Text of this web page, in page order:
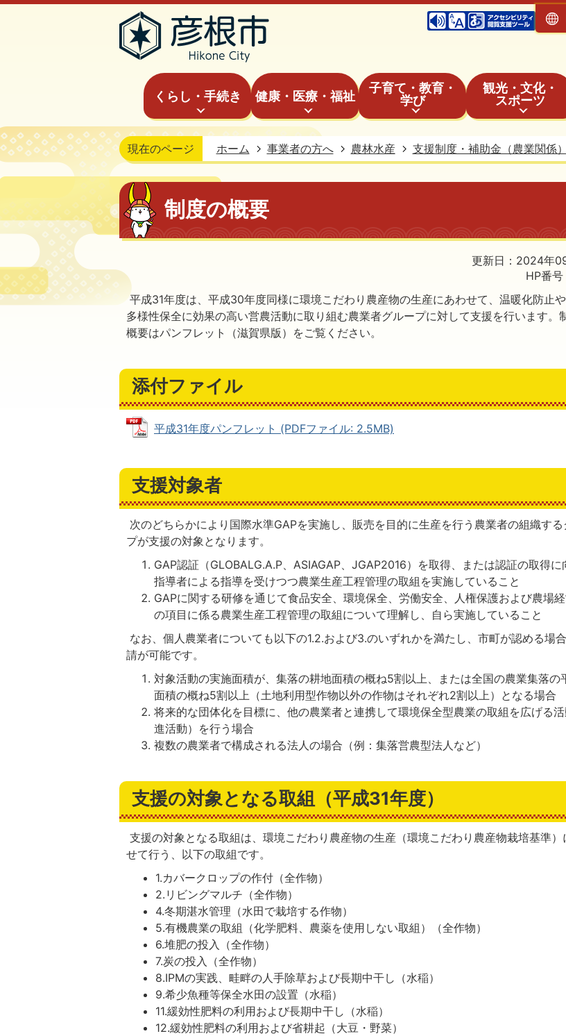
くらし・手続き 健康・医療・福祉
子育て・教育・
学び
観光・文化・
スポーツ
現在のページ ホーム 事業者の方へ 農林水産 支援制度・補助金（農業関係）
制度の概要
更新日：2024年
HP番号
平成31年度は、平成30年度同様に環境こだわり農産物の生産にあわせて、温暖化防止
多様性保全に効果の高い営農活動に取り組む農業者グループに対して支援を行います。
概要はパンフレット（滋賀県版）をご覧ください。
添付ファイル
平成31年度パンフレット (PDFファイル: 2.5MB)
支援対象者
次のどちらかにより国際水準GAPを実施し、販売を目的に生産を行う農業者の組織する
プが支援の対象となります。
GAP認証（GLOBALG.A.P、ASIAGAP、JGAP2016）を取得、または認証の取得に
指導者による指導を受けつつ農業生産工程管理の取組を実施していること
GAPに関する研修を通じて食品安全、環境保全、労働安全、人権保護および農場
の項目に係る農業生産工程管理の取組について理解し、自ら実施していること
なお、個人農業者についても以下の1.2.および3.のいずれかを満たし、市町が認める場
請が可能です。
対象活動の実施面積が、集落の耕地面積の概ね5割以上、または全国の農業集落の
面積の概ね5割以上（土地利用型作物以外の作物はそれぞれ2割以上）となる場合
将来的な団体化を目標に、他の農業者と連携して環境保全型農業の取組を広げる
進活動）を行う場合
複数の農業者で構成される法人の場合（例：集落営農型法人など）
支援の対象となる取組（平成31年度）
支援の対象となる取組は、環境こだわり農産物の生産（環境こだわり農産物栽培基準）
せて行う、以下の取組です。
1.カバークロップの作付（全作物）
2.リビングマルチ（全作物）
4.冬期湛水管理（水田で栽培する作物）
5.有機農業の取組（化学肥料、農薬を使用しない取組）（全作物）
6.堆肥の投入（全作物）
7.炭の投入（全作物）
8.IPMの実践、畦畔の人手除草および長期中干し（水稲）
9.希少魚種等保全水田の設置（水稲）
11.緩効性肥料の利用および長期中干し（水稲）
12.緩効性肥料の利用および省耕起（大豆・野菜）